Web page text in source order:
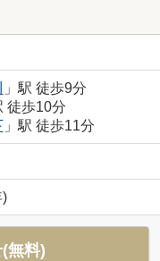
」駅 徒歩9分
徒歩10分
」駅 徒歩11分
無料)